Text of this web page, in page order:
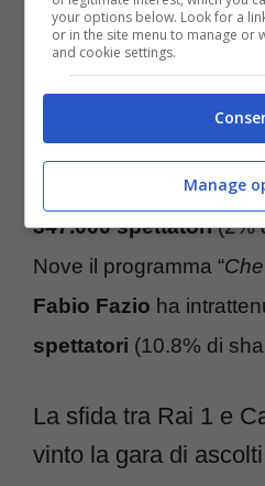
share). Su Italia 1 è
Harry Potter e il
1.241.000
di share. Su Tv8 “Star
colpisce ancora” ha
347.000 spettatori(2%
Nove il programma “
Fabio Fazio ha
spettatori (10.8% di
La sfida tra Rai 1 e
vinto la gara di ascolti
your options below. Look for a
or in the site menu to manage or
and cookie settings.
Manage